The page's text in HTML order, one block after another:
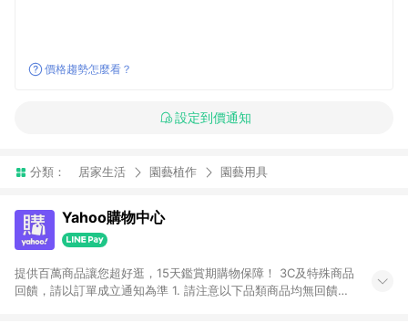
價格趨勢怎麼看？
設定到價通知
分類： 居家生活 園藝植作 園藝用具
Yahoo購物中心
提供百萬商品讓您超好逛，15天鑑賞期購物保障！ 3C及特殊商品
回饋，請以訂單成立通知為準 1. 請注意以下品類商品均無回饋：